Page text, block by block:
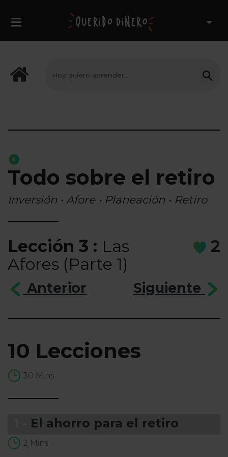
Todo sobre el retiro
Inversión • Afore • Planeación • Retiro
Lección 3 : Las
Afores (Parte 1)
2
Anterior Siguiente
10 Lecciones
30 Mins
El ahorro para el retiro
2 Mins